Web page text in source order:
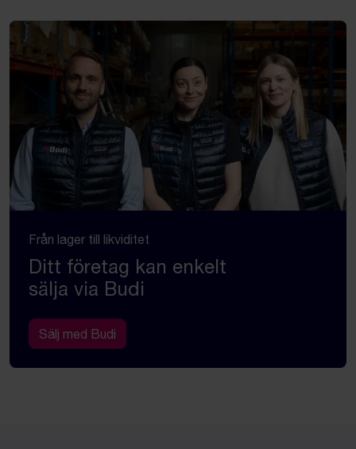
Från lager till likviditet
Ditt företag kan enkelt
sälja via Budi
Sälj med Budi